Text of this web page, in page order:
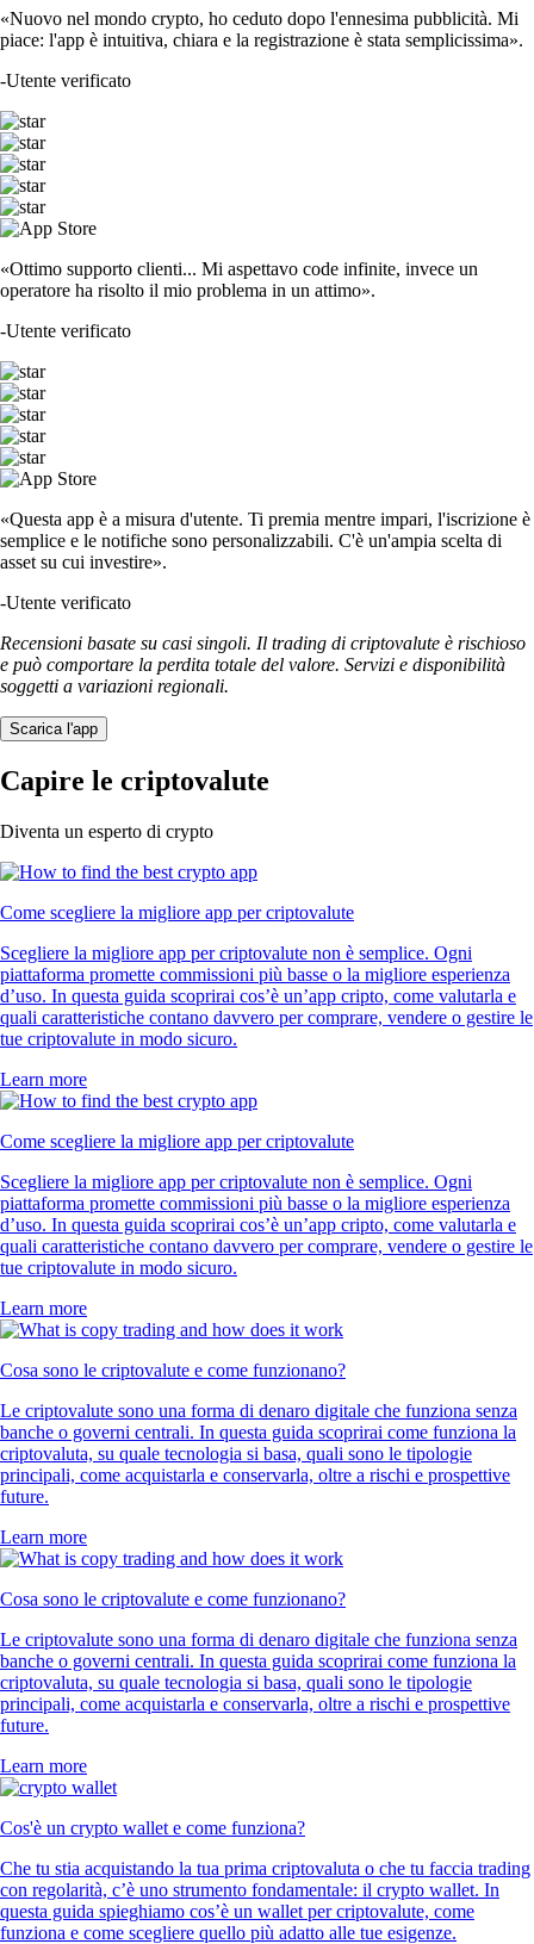
«Nuovo nel mondo crypto, ho ceduto dopo l'ennesima pubblicità. Mi
piace: l'app è intuitiva, chiara e la registrazione è stata semplicissima».
-Utente verificato
«Ottimo supporto clienti... Mi aspettavo code infinite, invece un
operatore ha risolto il mio problema in un attimo».
-Utente verificato
«Questa app è a misura d'utente. Ti premia mentre impari, l'iscrizione è
semplice e le notifiche sono personalizzabili. C'è un'ampia scelta di
asset su cui investire».
-Utente verificato
Recensioni basate su casi singoli. Il trading di criptovalute è rischioso
e può comportare la perdita totale del valore. Servizi e disponibilità
soggetti a variazioni regionali.
Scarica l'app
Capire le criptovalute
Diventa un esperto di crypto
Come scegliere la migliore app per criptovalute
Scegliere la migliore app per criptovalute non è semplice. Ogni
piattaforma promette commissioni più basse o la migliore esperienza
d’uso. In questa guida scoprirai cos’è un’app cripto, come valutarla e
quali caratteristiche contano davvero per comprare, vendere o gestire le
tue criptovalute in modo sicuro.
Learn more
Come scegliere la migliore app per criptovalute
Scegliere la migliore app per criptovalute non è semplice. Ogni
piattaforma promette commissioni più basse o la migliore esperienza
d’uso. In questa guida scoprirai cos’è un’app cripto, come valutarla e
quali caratteristiche contano davvero per comprare, vendere o gestire le
tue criptovalute in modo sicuro.
Learn more
Cosa sono le criptovalute e come funzionano?
Le criptovalute sono una forma di denaro digitale che funziona senza
banche o governi centrali. In questa guida scoprirai come funziona la
criptovaluta, su quale tecnologia si basa, quali sono le tipologie
principali, come acquistarla e conservarla, oltre a rischi e prospettive
future.
Learn more
Cosa sono le criptovalute e come funzionano?
Le criptovalute sono una forma di denaro digitale che funziona senza
banche o governi centrali. In questa guida scoprirai come funziona la
criptovaluta, su quale tecnologia si basa, quali sono le tipologie
principali, come acquistarla e conservarla, oltre a rischi e prospettive
future.
Learn more
Cos'è un crypto wallet e come funziona?
Che tu stia acquistando la tua prima criptovaluta o che tu faccia trading
con regolarità, c’è uno strumento fondamentale: il crypto wallet. In
questa guida spieghiamo cos’è un wallet per criptovalute, come
funziona e come scegliere quello più adatto alle tue esigenze.